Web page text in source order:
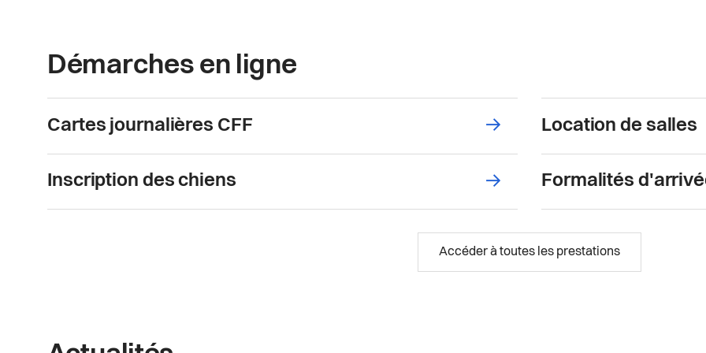
Démarches en ligne
Cartes journalières CFF → Location de salles
Inscription des chiens → Formalités
Accéder à toutes les prestations